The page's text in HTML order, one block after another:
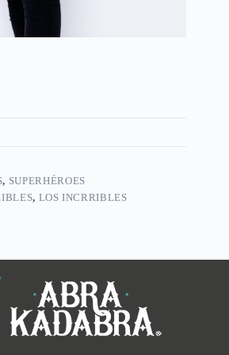
, SUPERHÉROES
, LOS INCRRIBLES